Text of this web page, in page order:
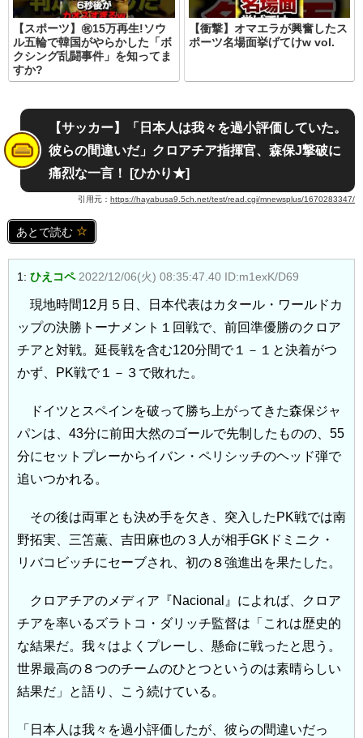
【スポーツ】㊗️15万再生!ソウ
ル五輪で韓国がやらかした「ボ
クシング乱闘事件」を知ってま
すか?
【衝撃】オマエラが興奮したス
ポーツ名場面挙げてけw vol.
【サッカー】「日本人は我々を過小評価していた。
彼らの間違いだ」クロアチア指揮官、森保J撃破に
痛烈な一言！ [ひかり★]
引用元： https://hayabusa9.5ch.net/test/read.cgi/mnewsplus/1670283347/
あとで読む
1: ひえコペ 2022/12/06(火) 08:35:47.40 ID:m1exK/D69
現地時間12月５日、日本代表はカタール・ワールドカ
ップの決勝トーナメント１回戦で、前回準優勝のクロア
チアと対戦。延長戦を含む120分間で１－１と決着がつ
かず、PK戦で１－３で敗れた。
ドイツとスペインを破って勝ち上がってきた森保ジャ
パンは、43分に前田大然のゴールで先制したものの、55
分にセットプレーからイバン・ペリシッチのヘッド弾で
追いつかれる。
その後は両軍とも決め手を欠き、突入したPK戦では南
野拓実、三笘薫、吉田麻也の３人が相手GKドミニク・
リバコビッチにセーブされ、初の８強進出を果たした。
クロアチアのメディア『Nacional』によれば、クロア
チアを率いるズラトコ・ダリッチ監督は「これは歴史的
な結果だ。我々はよくプレーし、懸命に戦ったと思う。
世界最高の８つのチームのひとつというのは素晴らしい
結果だ」と語り、こう続けている。
「日本人は我々を過小評価したが、彼らの間違いだっ